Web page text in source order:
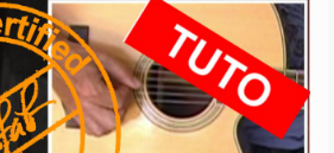
fini – Jean-Louis Aubert
Niveau 3